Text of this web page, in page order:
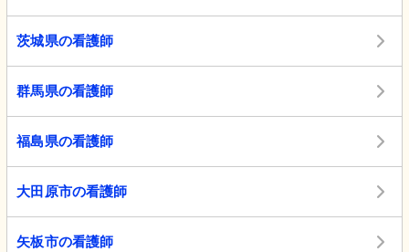
茨城県の看護師
群馬県の看護師
福島県の看護師
大田原市の看護師
矢板市の看護師